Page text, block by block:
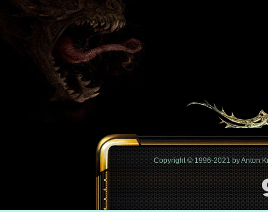
Copyright © 1996-2021 by Anton